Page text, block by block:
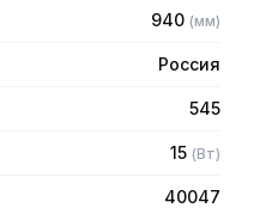
940 (мм)
Россия
545
15 (Вт)
40047